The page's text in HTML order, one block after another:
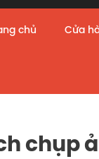
chủ Cửa
chụp